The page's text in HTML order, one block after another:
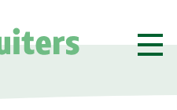
Toon